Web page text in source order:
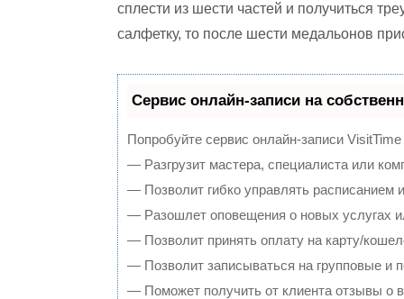
сплести из шести частей и получиться
салфетку, то после шести медальонов
Сервис онлайн-записи на
Попробуйте сервис онлайн-записи
— Разгрузит мастера, специалиста или
— Позволит гибко управлять расписанием и
— Разошлет оповещения о новых услугах
— Позволит принять оплату на карту/
— Позволит записываться на групповые и
— Поможет получить от клиента отзывы о